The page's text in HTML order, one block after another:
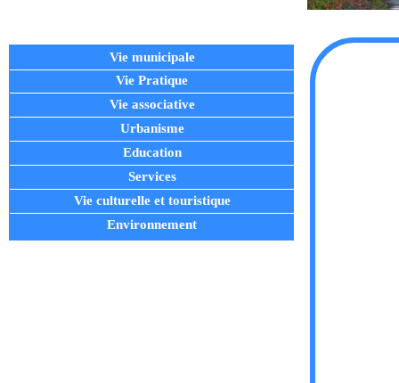
Vie municipale
Vie Pratique
Vie associative
Urbanisme
Education
Services
Vie culturelle et touristique
Environnement